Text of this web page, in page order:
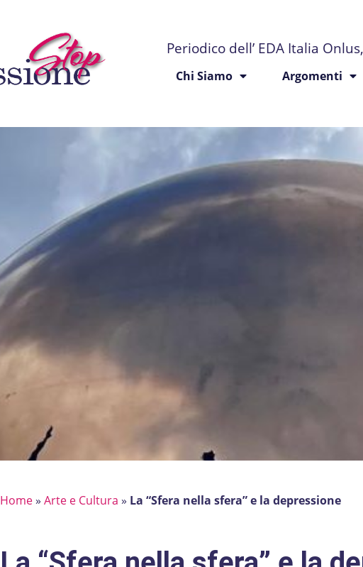
Periodico dell’ EDA Italia
Chi Siamo Argomenti
Home» Arte e Cultura » La “Sfera nella sfera” e la depressione